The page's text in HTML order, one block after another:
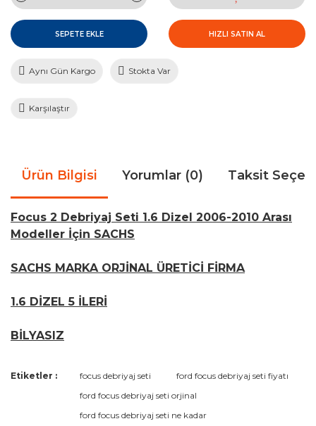
SEPETE EKLE HIZLI SATIN AL
Aynı Gün Kargo Stokta Var
Karşılaştır
Ürün Bilgisi Yorumlar (0) Taksit
Focus 2 Debriyaj Seti 1.6 Dizel 2006-2010 Arası
Modeller İçin SACHS
SACHS MARKA ORJİNAL ÜRETİCİ FİRMA
1.6 DİZEL 5 İLERİ
BİLYASIZ
Bu ürüne ilk yorumu siz yapın!
Bu ürünün fiyat bilgisi, resim, ürün açıklamalarında ve diğer
kullanarak tarafımıza iletebilirsiniz.
Görüş ve önerileriniz için teşekkür ederiz.
Etiketler : focus debriyaj seti
ford focus debriyaj seti fiyatı
ford focus debriyaj seti orjinal
ford focus debriyaj seti ne kadar